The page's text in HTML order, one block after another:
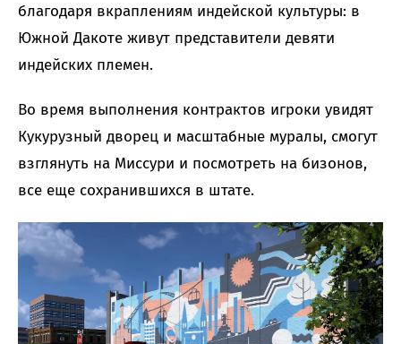
благодаря вкраплениям индейской культуры: в
Южной Дакоте живут представители девяти
индейских племен.
Во время выполнения контрактов игроки увидят
Кукурузный дворец и масштабные муралы, смогут
взглянуть на Миссури и посмотреть на бизонов,
все еще сохранившихся в штате.